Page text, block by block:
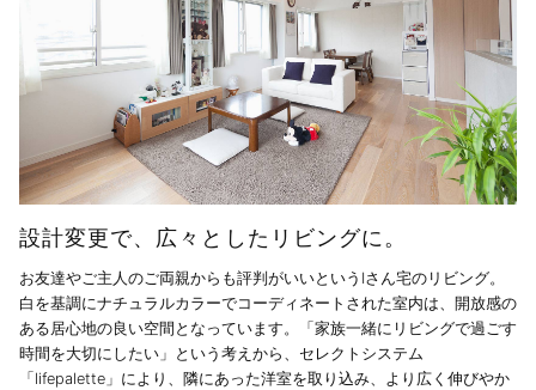
設計変更で、広々としたリビングに。
お友達やご主人のご両親からも評判がいいというIさん宅のリビング。
白を基調にナチュラルカラーでコーディネートされた室内は、開放感の
ある居心地の良い空間となっています。「家族一緒にリビングで過ごす
時間を大切にしたい」という考えから、セレクトシステム
「lifepalette」により、隣にあった洋室を取り込み、より広く伸びやか